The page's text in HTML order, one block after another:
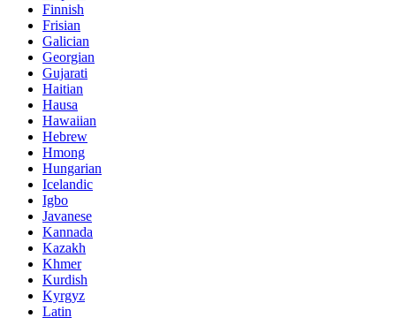
Finnish
Frisian
Galician
Georgian
Gujarati
Haitian
Hausa
Hawaiian
Hebrew
Hmong
Hungarian
Icelandic
Igbo
Javanese
Kannada
Kazakh
Khmer
Kurdish
Kyrgyz
Latin